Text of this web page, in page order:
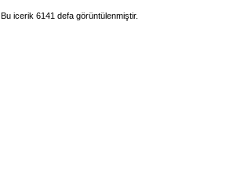
Bu icerik 6141 defa görüntülenmiştir.